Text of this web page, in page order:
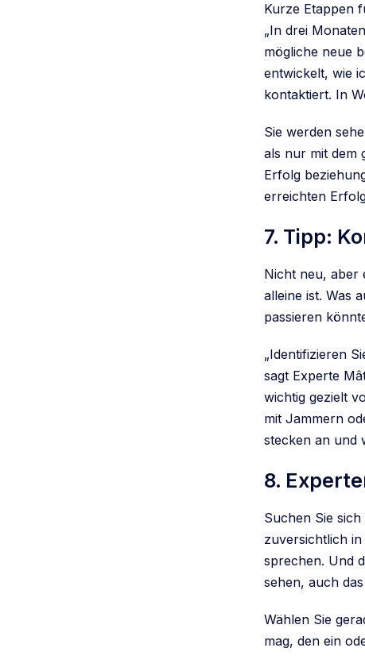
Kurze Etappen
„In drei
mögliche neue
entwickelt, wie
kontaktiert. In
Sie werden
als nur mit dem
Erfolg
erreichten
7. Tipp:
Nicht neu, aber
alleine ist. Was
passieren
„Identifizieren
sagt Experte
wichtig gezielt
mit Jammern
stecken an und
8.
Suchen Sie
zuversichtlich
sprechen. Und
sehen, auch
Wählen Sie
mag, den ein